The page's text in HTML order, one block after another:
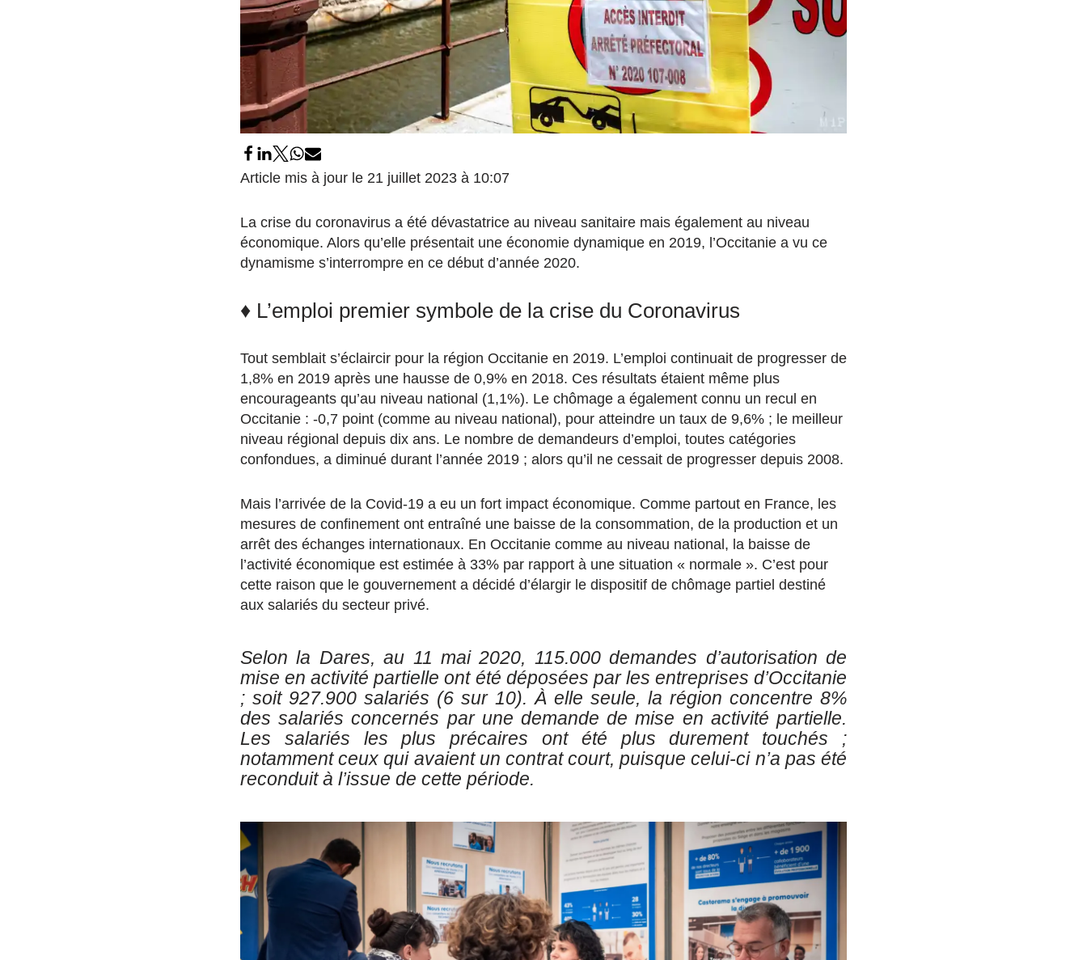
Article mis à jour le 21 juillet 2023 à 10:07
La crise du coronavirus a été dévastatrice au niveau sanitaire mais également au niveau
économique. Alors qu’elle présentait une économie dynamique en 2019, l’Occitanie a vu ce
dynamisme s’interrompre en ce début d’année 2020.
♦ L’emploi premier symbole de la crise du Coronavirus
Tout semblait s’éclaircir pour la région Occitanie en 2019. L’emploi continuait de progresser de
1,8% en 2019 après une hausse de 0,9% en 2018. Ces résultats étaient même plus
encourageants qu’au niveau national (1,1%). Le chômage a également connu un recul en
Occitanie : -0,7 point (comme au niveau national), pour atteindre un taux de 9,6% ; le meilleur
niveau régional depuis dix ans. Le nombre de demandeurs d’emploi, toutes catégories
confondues, a diminué durant l’année 2019 ; alors qu’il ne cessait de progresser depuis 2008.
Mais l’arrivée de la Covid-19 a eu un fort impact économique. Comme partout en France, les
mesures de confinement ont entraîné une baisse de la consommation, de la production et un
arrêt des échanges internationaux. En Occitanie comme au niveau national, la baisse de
l’activité économique est estimée à 33% par rapport à une situation « normale ». C’est pour
cette raison que le gouvernement a décidé d’élargir le dispositif de chômage partiel destiné
aux salariés du secteur privé.
Selon la Dares, au 11 mai 2020, 115.000 demandes d’autorisation de
mise en activité partielle ont été déposées par les entreprises d’Occitanie
; soit 927.900 salariés (6 sur 10). À elle seule, la région concentre 8%
des salariés concernés par une demande de mise en activité partielle.
Les salariés les plus précaires ont été plus durement touchés ;
notamment ceux qui avaient un contrat court, puisque celui-ci n’a pas été
reconduit à l’issue de cette période.